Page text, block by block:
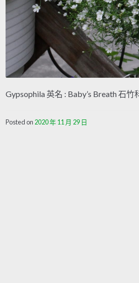
Gypsophila 英名 : Baby’s Breath 石
Posted on 2020 年 11 月 29 日